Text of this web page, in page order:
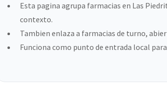
Esta pagina agrupa farmacias en Las
contexto.
Tambien enlaza a farmacias de turno,
Funciona como punto de entrada local